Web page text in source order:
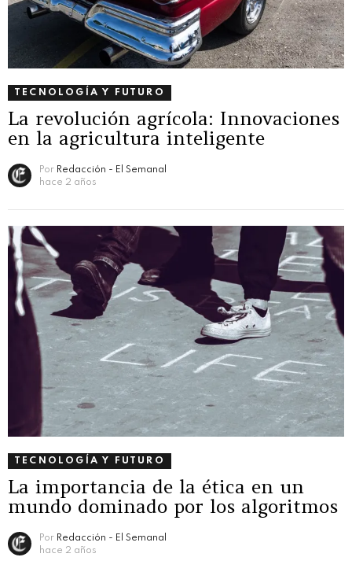
TECNOLOGÍA Y FUTURO
La revolución agrícola: Innovaciones
en la agricultura inteligente
Por Redacción - El Semanal
hace 2 años
TECNOLOGÍA Y FUTURO
La importancia de la ética en un
mundo dominado por los algoritmos
Por Redacción - El Semanal
hace 2 años